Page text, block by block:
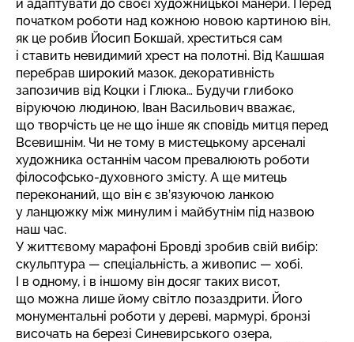
й адаптувати до своєї художницької манери. Перед
початком роботи над кожною новою картиною він,
як це робив Йосип Бокшай, хреститься сам
і ставить невидимий хрест на полотні. Від Кашшая
перебрав широкий мазок, декоративність
запозичив від Коцки і Глюка… Будучи глибоко
віруючою людиною, Іван Васильович вважає,
що творчість це не що інше як сповідь митця перед
Всевишнім. Чи не тому в мистецькому арсеналі
художника останнім часом превалюють роботи
філософсько-духовного змісту. А ще митець
переконаний, що він є зв’язуючою ланкою
у ланцюжку між минулим і майбутнім під назвою
наш час.
У життєвому марафоні Бровді зробив свій вибір:
скульптура — спеціальність, а живопис — хобі.
І в одному, і в іншому він досяг таких висот,
що можна лише йому світло позаздрити. Його
монументальні роботи у дереві, мармурі, бронзі
височать на березі Синевирського озера,